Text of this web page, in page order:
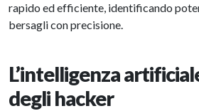
rapido ed efficiente, identificando
bersagli con precisione.
L’intelligenza
degli hacker